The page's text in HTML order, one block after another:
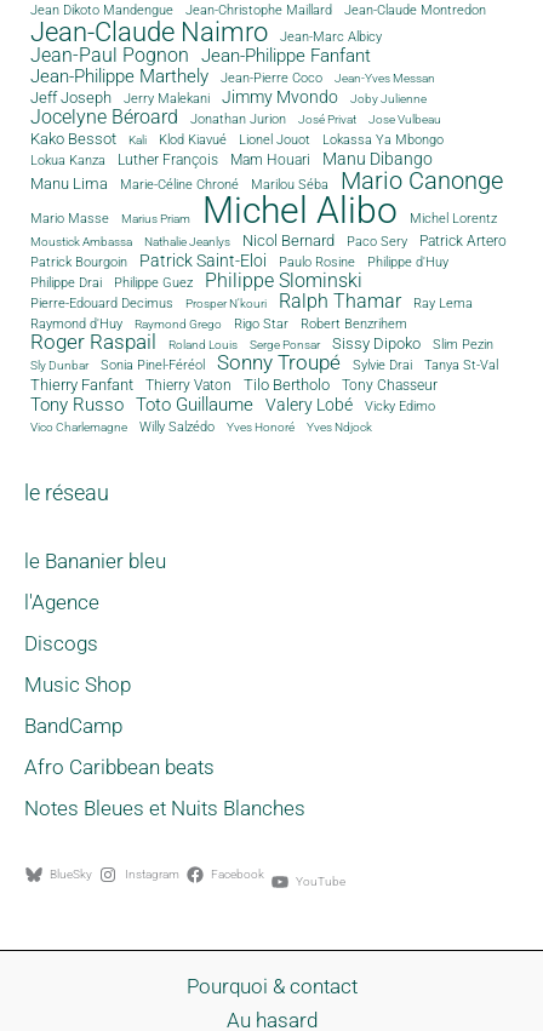
Jean Dikoto Mandengue Jean-Christophe Maillard Jean-Claude Montredon
Jean-Claude Naimro Jean-Marc Albicy
Jean-Paul Pognon
Jean-Philippe Fanfant
Jean-Philippe Marthely
Jean-Pierre Coco Jean-Yves Messan
Jeff Joseph Jerry Malekani Jimmy Mvondo Joby Julienne
Jocelyne Béroard Jonathan Jurion José Privat Jose Vulbeau
Kako Bessot Kali Klod Kiavué Lionel Jouot
Lokassa Ya Mbongo
Lokua Kanza
Luther François Mam Houari Manu Dibango
Manu Lima Marie-Céline Chroné Marilou Séba Mario Canonge
Mario Masse Marius Priam Michel Alibo Michel Lorentz
Moustick Ambassa Nathalie Jeanlys Nicol Bernard Paco Sery
Patrick Artero
Patrick Bourgoin
Patrick Saint-Eloi Paulo Rosine
Philippe d'Huy
Philippe Drai
Philippe Guez Philippe Slominski
Pierre-Edouard Decimus Prosper N'kouri Ralph Thamar
Ray Lema
Raymond d'Huy
Raymond Grego Rigo Star Robert Benzrihem
Roger Raspail Roland Louis Serge Ponsar Sissy Dipoko Slim Pezin
Sly Dunbar Sonia Pinel-Féréol Sonny Troupé Sylvie Drai Tanya St-Val
Thierry Fanfant Thierry Vaton Tilo Bertholo Tony Chasseur
Tony Russo Toto Guillaume Valery Lobé Vicky Edimo
Vico Charlemagne Willy Salzédo Yves Honoré Yves Ndjock
le réseau
le Bananier bleu
l'Agence
Discogs
Music Shop
BandCamp
Afro Caribbean beats
Notes Bleues et Nuits Blanches
BlueSky Instagram Facebook YouTube
Pourquoi & contact
Au hasard